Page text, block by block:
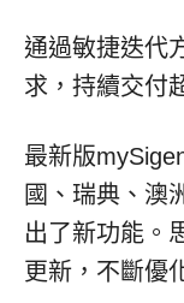
通過敏捷迭代
求，持續交付
最新版
國、瑞典、澳
出了新功能。
更新，不斷優